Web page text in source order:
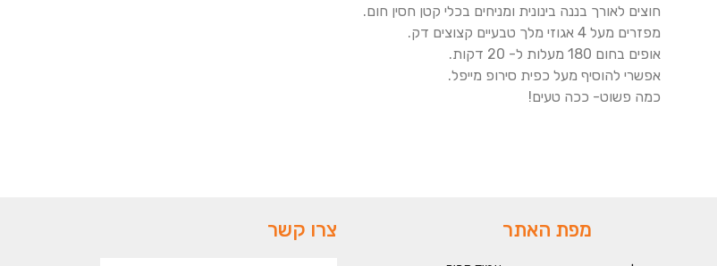
חוצים לאורך בננה בינונית ומניחים בכלי קטן חסין חום.
מפזרים מעל 4 אגוזי מלך טבעיים קצוצים דק.
אופים בחום 180 מעלות ל- 20 דקות.
אפשרי להוסיף מעל כפית סירופ מייפל.
כמה פשוט- ככה טעים!
מפת האתר צרו קשר